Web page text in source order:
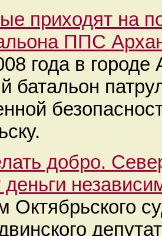
приходят на
ППС
года в городе
батальон
добро.